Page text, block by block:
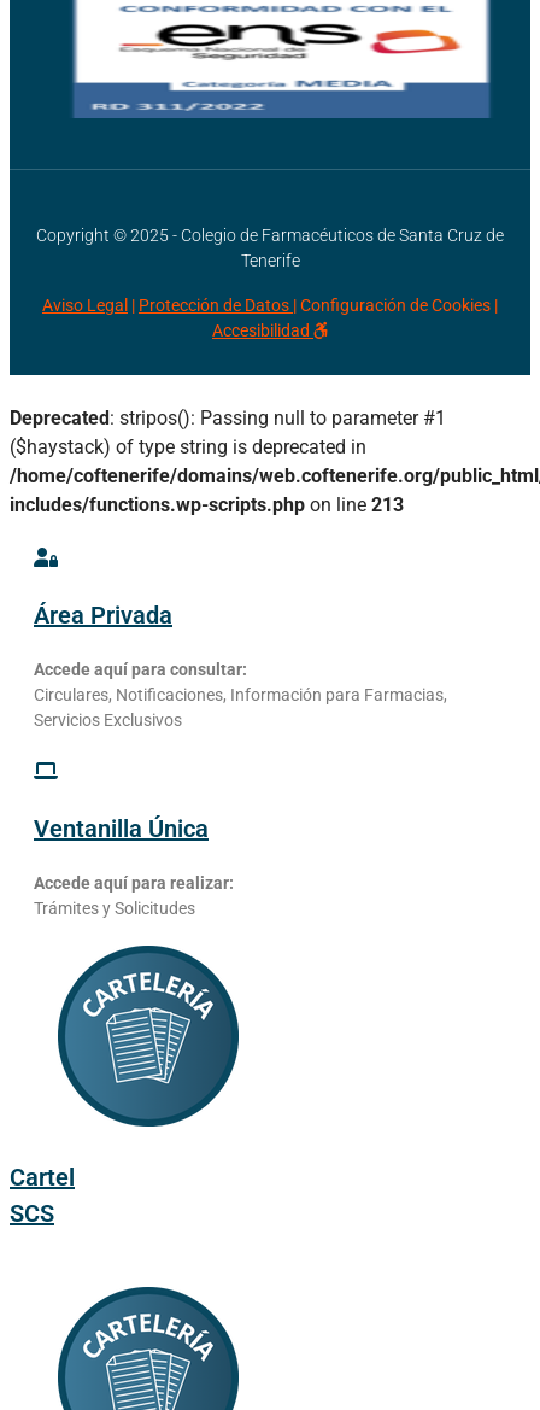
Copyright © 2025 - Colegio de Farmacéuticos de Santa Cruz de
Tenerife
Aviso Legal | Protección de Datos |Configuración de Cookies |
Accesibilidad
Deprecated: stripos(): Passing null to parameter #1
($haystack) of type string is deprecated in
/home/coftenerife/domains/web.coftenerife.org/
includes/functions.wp-scripts.php on line 213
Área Privada
Accede aquí para consultar:
Circulares, Notificaciones, Información para Farmacias,
Servicios Exclusivos
Ventanilla Única
Accede aquí para realizar:
Trámites y Solicitudes
Cartel
SCS